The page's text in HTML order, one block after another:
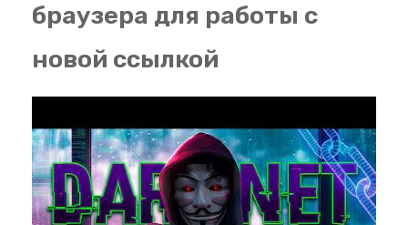
браузера для работы с
новой ссылкой